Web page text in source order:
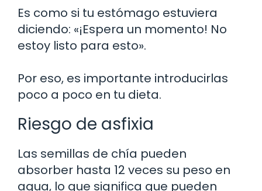
Es como si tu estómago estuviera
diciendo: «¡Espera un momento! No
estoy listo para esto».
Por eso, es importante introducirlas
poco a poco en tu dieta.
Riesgo de asfixia
Las semillas de chía pueden
absorber hasta 12 veces su peso en
agua, lo que significa que pueden